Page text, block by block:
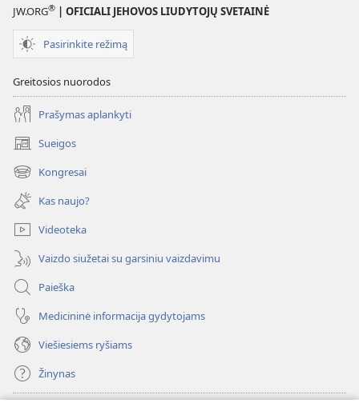
JW.ORG® | OFICIALI JEHOVOS LIUDYTOJŲ SVETAINĖ
Pasirinkite režimą
Greitosios nuorodos
Prašymas aplankyti
Sueigos
(atsiveria
naujas
langas)
Kongresai
(atsiveria
naujas
langas)
Kas naujo?
Videoteka
Vaizdo siužetai su garsiniu vaizdavimu
Paieška
Medicininė informacija gydytojams
Viešiesiems ryšiams
Žinynas